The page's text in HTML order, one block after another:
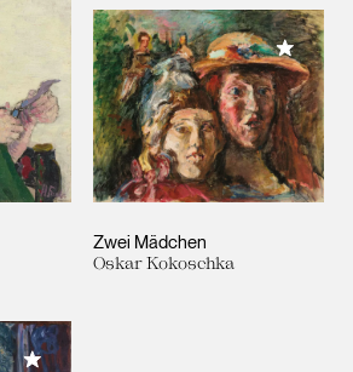
Zwei Mädchen
Oskar Kokoschka
Meiner
Meiner Sammlung hinzufügen